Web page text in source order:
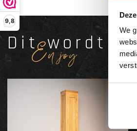
We
9,8
Dit wordt'n
Enjoy